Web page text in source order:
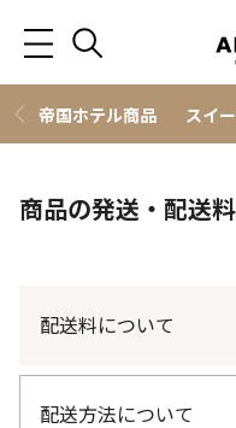
帝国ホテル商品 スイ
商品の発送・配送
配送料について
配送方法について